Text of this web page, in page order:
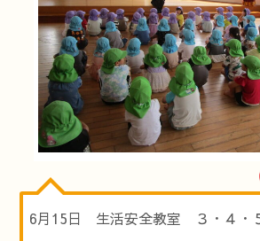
6月15日 生活安全教室 ３・４・